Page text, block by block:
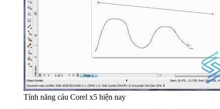
Tính năng cảu Corel x5 hiện nay